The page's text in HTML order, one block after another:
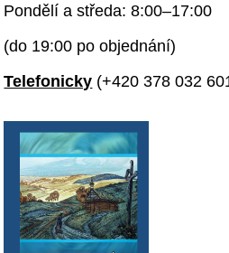
Pondělí a středa: 8:00–17:00
(do 19:00 po objednání)
Telefonicky (+420 378 032